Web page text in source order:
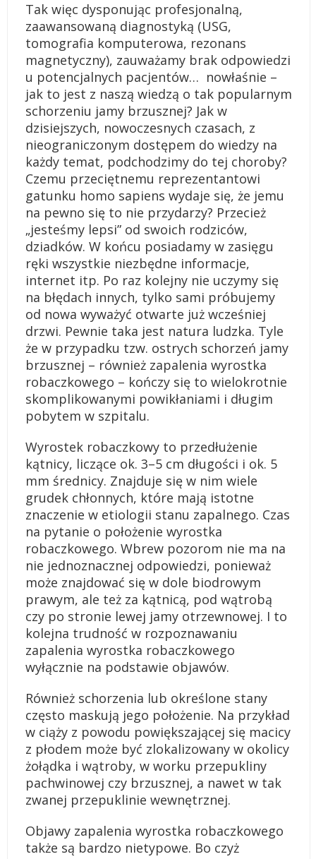
Tak więc dysponując profesjonalną,
zaawansowaną diagnostyką (USG,
tomografia komputerowa, rezonans
magnetyczny), zauważamy brak odpowiedzi
u potencjalnych pacjentów… nowłaśnie –
jak to jest z naszą wiedzą o tak popularnym
schorzeniu jamy brzusznej? Jak w
dzisiejszych, nowoczesnych czasach, z
nieograniczonym dostępem do wiedzy na
każdy temat, podchodzimy do tej choroby?
Czemu przeciętnemu reprezentantowi
gatunku homo sapiens wydaje się, że jemu
na pewno się to nie przydarzy? Przecież
„jesteśmy lepsi” od swoich rodziców,
dziadków. W końcu posiadamy w zasięgu
ręki wszystkie niezbędne informacje,
internet itp. Po raz kolejny nie uczymy się
na błędach innych, tylko sami próbujemy
od nowa wyważyć otwarte już wcześniej
drzwi. Pewnie taka jest natura ludzka. Tyle
że w przypadku tzw. ostrych schorzeń jamy
brzusznej – również zapalenia wyrostka
robaczkowego – kończy się to wielokrotnie
skomplikowanymi powikłaniami i długim
pobytem w szpitalu.
Wyrostek robaczkowy to przedłużenie
kątnicy, liczące ok. 3–5 cm długości i ok. 5
mm średnicy. Znajduje się w nim wiele
grudek chłonnych, które mają istotne
znaczenie w etiologii stanu zapalnego. Czas
na pytanie o położenie wyrostka
robaczkowego. Wbrew pozorom nie ma na
nie jednoznacznej odpowiedzi, ponieważ
może znajdować się w dole biodrowym
prawym, ale też za kątnicą, pod wątrobą
czy po stronie lewej jamy otrzewnowej. I to
kolejna trudność w rozpoznawaniu
zapalenia wyrostka robaczkowego
wyłącznie na podstawie objawów.
Również schorzenia lub określone stany
często maskują jego położenie. Na przykład
w ciąży z powodu powiększającej się macicy
z płodem może być zlokalizowany w okolicy
żołądka i wątroby, w worku przepukliny
pachwinowej czy brzusznej, a nawet w tak
zwanej przepuklinie wewnętrznej.
Objawy zapalenia wyrostka robaczkowego
także są bardzo nietypowe. Bo czyż